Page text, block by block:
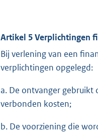
Artikel 5 Verplichtingen
Bij verlening van een
verplichtingen opgelegd:
a. De ontvanger
verbonden kosten;
b. De voorziening die